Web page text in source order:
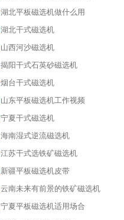
湖北平板磁选机做什么用
湖北干式磁选机
山西河沙磁选机
揭阳干式石英砂磁选机
烟台干式磁选机
山东平板磁选机工作视频
宁夏干式磁选机
海南湿式逆流磁选机
江苏干式选铁矿磁选机
新疆平板磁选机皮带
云南未来有前景的铁矿磁选机
宁夏平板磁选机适用场合